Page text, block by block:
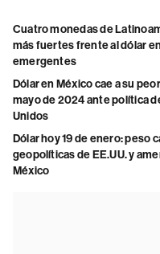
Cuatro monedas de
más fuertes frente al dólar
emergentes
Dólar en México cae a su
mayo de 2024 ante política
Unidos
Dólar hoy 19 de enero: peso
geopolíticas de EE.UU. y
México